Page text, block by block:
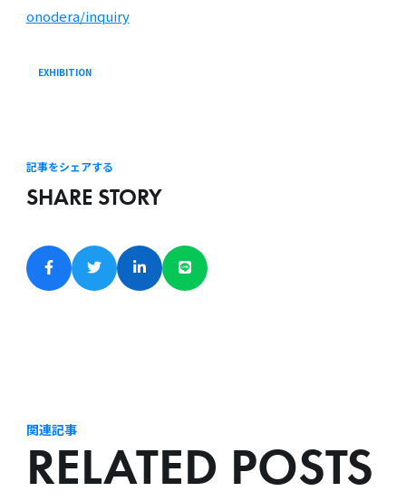
onodera/inquiry
EXHIBITION
記事をシェアする
SHARE STORY
関連記事
RELATED POSTS